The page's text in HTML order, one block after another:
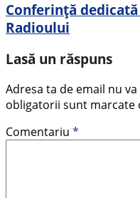
Conferință
Radioului
Lasă un răspuns
Adresa ta de email nu
obligatorii sunt marcate
Comentariu *